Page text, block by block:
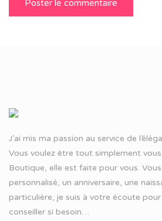
J’ai mis ma passion au service de
Vous voulez être tout simplement
Boutique, elle est faite pour vous.
personnalisé, un anniversaire, une
particulière, je suis à votre écoute
conseiller si besoin…